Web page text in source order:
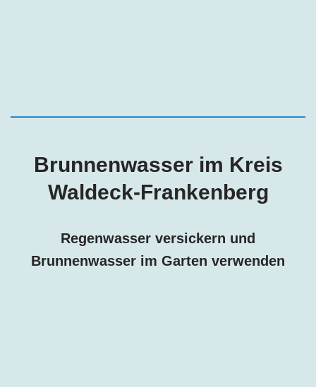
Brunnenwasser im Kreis
Waldeck-Frankenberg
Regenwasser versickern und
Brunnenwasser im Garten verwenden